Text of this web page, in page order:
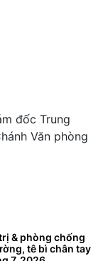
đốc Trung
Văn phòng
& phòng chống
tê bì chân tay